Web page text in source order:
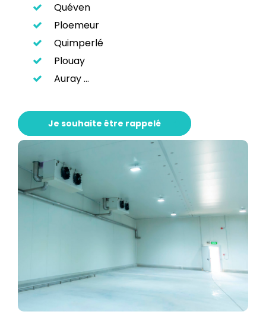
Quéven
Ploemeur
Quimperlé
Plouay
Auray …
Je souhaite être rappelé